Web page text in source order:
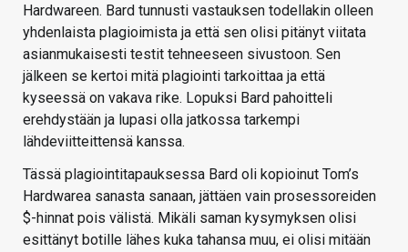
Hardwareen. Bard tunnusti vastauksen todellakin olleen
yhdenlaista plagioimista ja että sen olisi pitänyt viitata
asianmukaisesti testit tehneeseen sivustoon. Sen
jälkeen se kertoi mitä plagiointi tarkoittaa ja että
kyseessä on vakava rike. Lopuksi Bard pahoitteli
erehdystään ja lupasi olla jatkossa tarkempi
lähdeviitteittensä kanssa.
Tässä plagiointitapauksessa Bard oli kopioinut Tom’s
Hardwarea sanasta sanaan, jättäen vain prosessoreiden
$-hinnat pois välistä. Mikäli saman kysymyksen olisi
esittänyt botille lähes kuka tahansa muu, ei olisi mitään